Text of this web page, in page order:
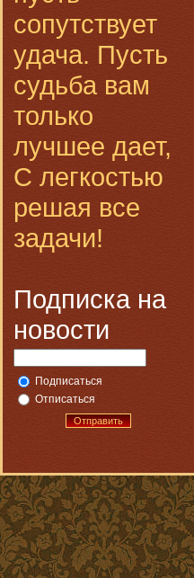
сопутствует
удача. Пусть
судьба вам
только
лучшее дает,
С легкостью
решая все
задачи!
Подписка на
новости
Подписаться
Отписаться
Отправить